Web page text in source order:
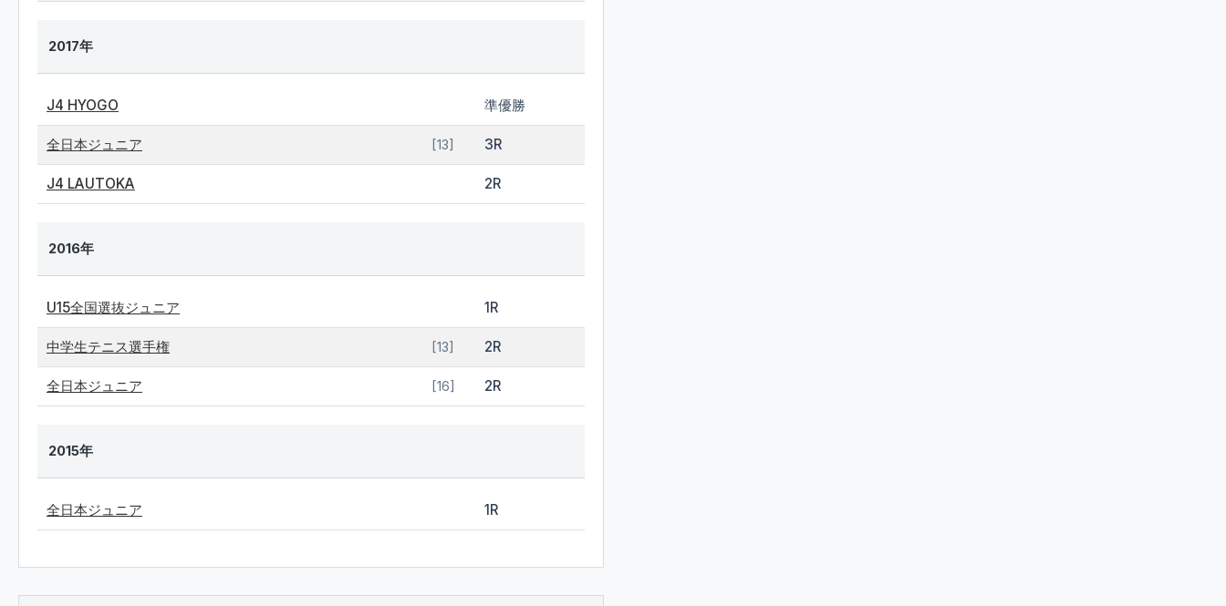
2017年
J4 HYOGO 準優勝
全日本ジュニア [13] 3R
J4 LAUTOKA 2R
2016年
U15全国選抜ジュニア 1R
中学生テニス選手権 [13] 2R
全日本ジュニア [16] 2R
2015年
全日本ジュニア 1R